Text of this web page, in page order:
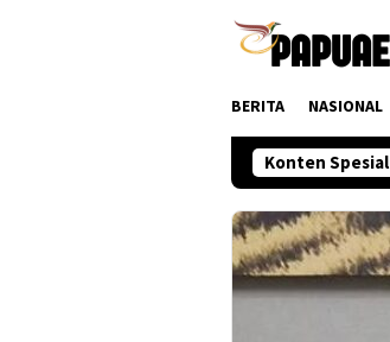
BERITA NASIONAL
Konten Spesial
Muda dari Daerah Dapat Kesempatan Besar